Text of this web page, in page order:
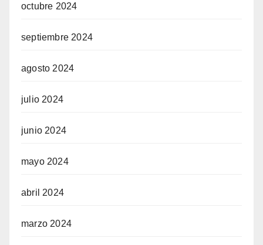
octubre 2024
septiembre 2024
agosto 2024
julio 2024
junio 2024
mayo 2024
abril 2024
marzo 2024